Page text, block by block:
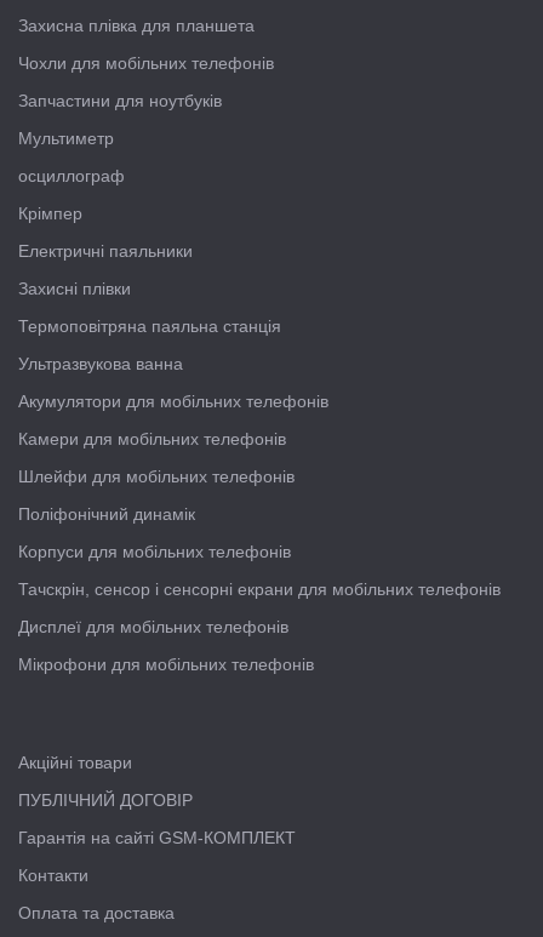
Захисна плівка для планшета
Чохли для мобільних телефонів
Запчастини для ноутбуків
Мультиметр
осциллограф
Крімпер
Електричні паяльники
Захисні плівки
Термоповітряна паяльна станція
Ультразвукова ванна
Акумулятори для мобільних телефонів
Камери для мобільних телефонів
Шлейфи для мобільних телефонів
Поліфонічний динамік
Корпуси для мобільних телефонів
Тачскрін, сенсор і сенсорні екрани для мобільних телефонів
Дисплеї для мобільних телефонів
Мікрофони для мобільних телефонів
Акційні товари
ПУБЛІЧНИЙ ДОГОВІР
Гарантія на сайті GSM-КОМПЛЕКТ
Контакти
Оплата та доставка